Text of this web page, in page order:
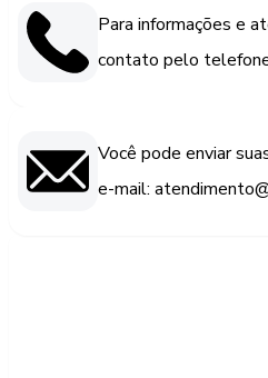
Para informações e
contato pelo
Você pode enviar
e-mail: